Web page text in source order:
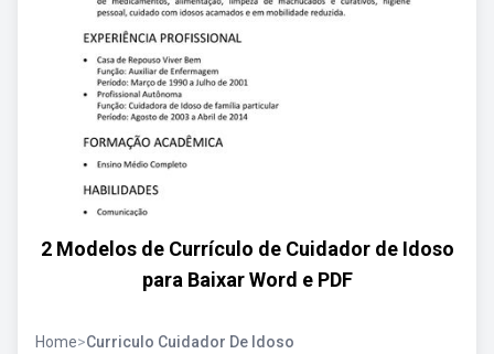
2 Modelos de Currículo de Cuidador de Idoso
para Baixar Word e PDF
Home>Curriculo Cuidador De Idoso